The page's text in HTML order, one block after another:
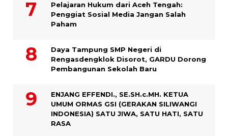
Pelajaran Hukum dari Aceh Tengah:
Penggiat Sosial Media Jangan Salah
Paham
Daya Tampung SMP Negeri di
Rengasdengklok Disorot, GARDU Dorong
Pembangunan Sekolah Baru
ENJANG EFFENDI., SE.SH.c.MH. KETUA
UMUM ORMAS GSI (GERAKAN SILIWANGI
INDONESIA) SATU JIWA, SATU HATI, SATU
RASA